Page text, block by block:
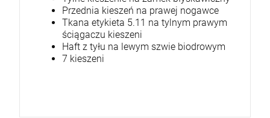
Przednia kieszeń na prawej nogawce
Tkana etykieta 5.11 na tylnym prawym
ściągaczu kieszeni
Haft z tyłu na lewym szwie biodrowym
7 kieszeni